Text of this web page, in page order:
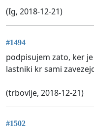
(Ig, 2018-12-21)
#1494
podpisujem zato, ker
lastniki kr sami
(trbovlje, 2018-12-21)
#1502